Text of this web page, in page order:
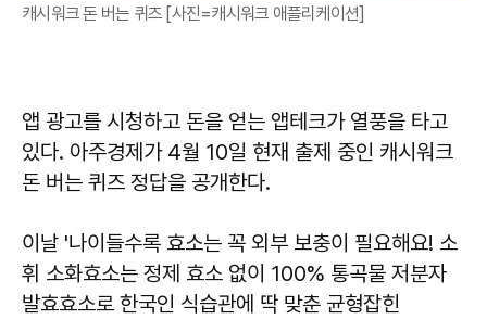
캐시워크 돈 버는 퀴즈 [사진=캐시워크 애플리케이션]
앱 광고를 시청하고 돈을 얻는 앱테크가 열풍을 타고
있다. 아주경제가 4월 10일 현재 출제 중인 캐시워크
돈 버는 퀴즈 정답을 공개한다.
이날 '나이들수록 효소는 꼭 외부 보충이 필요해요! 소
휘 소화효소는 정제 효소 없이 100% 통곡물 저분자
발효효소로 한국인 식습관에 딱 맞춘 균형잡힌